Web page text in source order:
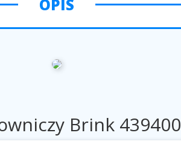
OPIS
Brink 439400